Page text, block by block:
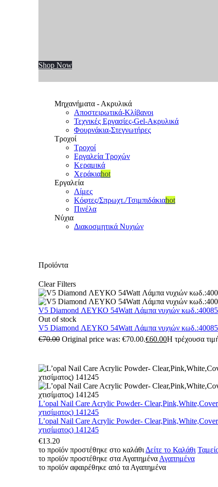
Shop Now
Μηχανήματα - Ακρυλικά
Αποστειρωτικά-Κλίβανοι
Τεχνικές Εργασίες-Gel-Ακρυλικά
Φουρνάκια-Στεγνωτήρες
Τροχοί
Τροχοί
Εργαλεία Τροχών
Κεραμικά
Χεράκιαhot
Εργαλεία
Λίμες
Κόφτες/Σπρωχτ./Τσιμπιδάκιαhot
Πινέλα
Νύχια
Διακοσμητικά Νυχιών
Προϊόντα
Clear Filters
V5 Diamond ΛΕΥΚΟ 54Watt Λάμπα νυχιών
Out of stock
V5 Diamond ΛΕΥΚΟ 54Watt Λάμπα νυχιών
€70.00 Original price was: €70.00.€60.00Η τρέχουσα
L’opal Nail Care Acrylic Powder-
χτισίματος) 141245
L’opal Nail Care Acrylic Powder-
χτισίματος) 141245
€13.20
το προϊόν προστέθηκε στο καλάθι Δείτε το Καλάθι
το προϊόν προστέθηκε στα Αγαπημένα Αγαπημένα
το προϊόν αφαιρέθηκε από τα Αγαπημένα